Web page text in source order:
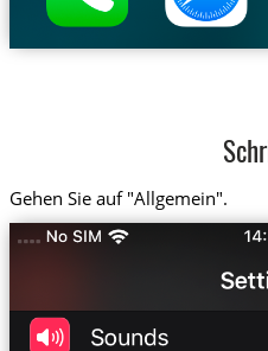
Gehen Sie auf "Allgemein".